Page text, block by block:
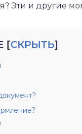
Эти и другие
[СКРЫТЬ]